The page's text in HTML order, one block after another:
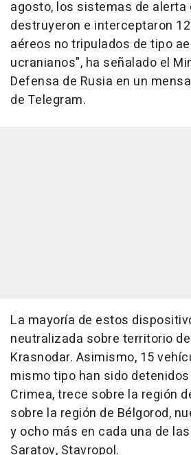
agosto, los sistemas de alerta
destruyeron e interceptaron
aéreos no tripulados de tipo
ucranianos", ha señalado el
Defensa de Rusia en un
de Telegram.
La mayoría de estos
neutralizada sobre territorio
Krasnodar. Asimismo, 15
mismo tipo han sido
Crimea, trece sobre la región
sobre la región de Bélgorod,
y ocho más en cada una de
Saratov, Stavropol.